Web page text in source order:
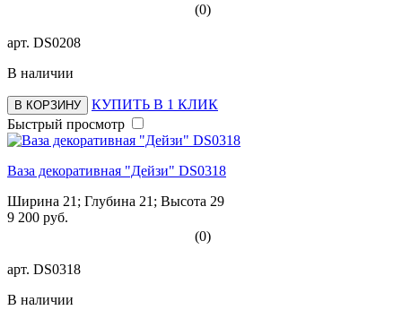
(0)
арт. DS0208
В наличии
В КОРЗИНУ
КУПИТЬ В 1 КЛИК
Быстрый просмотр
Ваза декоративная "Дейзи" DS0318
Ширина 21; Глубина 21; Высота 29
9 200 руб.
(0)
арт. DS0318
В наличии